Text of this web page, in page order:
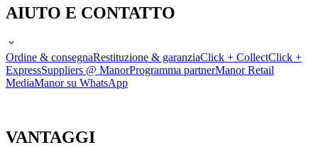
AIUTO E CONTATTO
Ordine & consegnaRestituzione & garanziaClick + CollectClick +
ExpressSuppliers @ ManorProgramma partnerManor Retail
MediaManor su WhatsApp
VANTAGGI